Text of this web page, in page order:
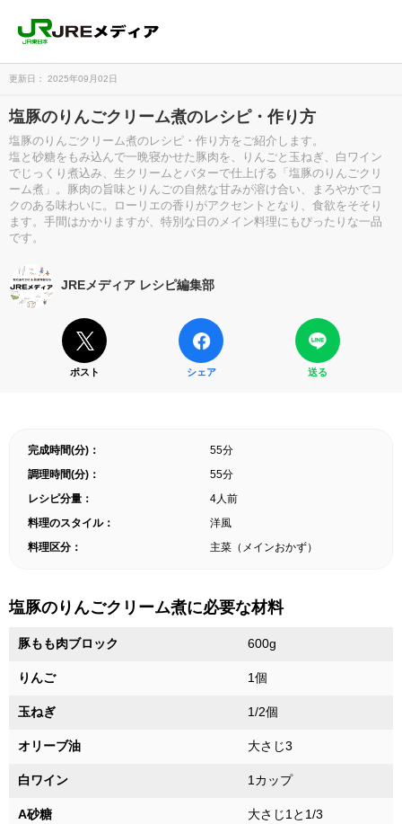
更新日： 2025年09月02日
塩豚のりんごクリーム煮のレシピ・作り方
塩豚のりんごクリーム煮のレシピ・作り方をご紹介します。
塩と砂糖をもみ込んで一晩寝かせた豚肉を、りんごと玉ねぎ、白ワイン
でじっくり煮込み、生クリームとバターで仕上げる「塩豚のりんごクリ
ーム煮」。豚肉の旨味とりんごの自然な甘みが溶け合い、まろやかでコ
クのある味わいに。ローリエの香りがアクセントとなり、食欲をそそり
ます。手間はかかりますが、特別な日のメイン料理にもぴったりな一品
です。
JREメディア レシピ編集部
ポスト シェア 送る
完成時間(分)：
55分
調理時間(分)：
55分
レシピ分量：
4人前
料理のスタイル：
洋風
料理区分：
主菜（メインおかず）
塩豚のりんごクリーム煮に必要な材料
豚もも肉ブロック 600g
りんご 1個
玉ねぎ 1/2個
オリーブ油 大さじ3
白ワイン 1カップ
A砂糖 大さじ1と1/3